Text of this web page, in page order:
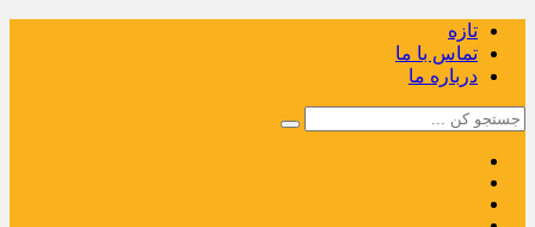
تازه
تماس با ما
درباره ما